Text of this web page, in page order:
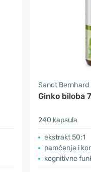
Sanct Bernhard
Ginko biloba
240 kapsula
ekstrakt 50:1
pamćenje i
kognitivne